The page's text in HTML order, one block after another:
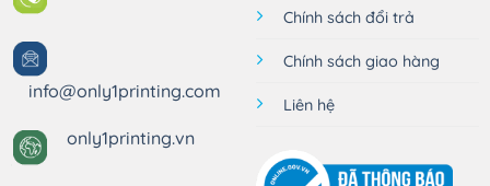
info@only1printing.com
only1printing.vn
Chính sách đổi trả
Chính sách giao hàng
Liên hệ